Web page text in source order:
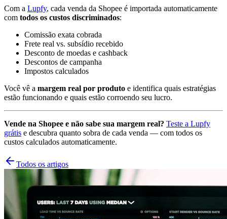
Com a Lupfy, cada venda da Shopee é importada automaticamente
com todos os custos discriminados:
Comissão exata cobrada
Frete real vs. subsídio recebido
Desconto de moedas e cashback
Descontos de campanha
Impostos calculados
Você vê a margem real por produto e identifica quais estratégias
estão funcionando e quais estão corroendo seu lucro.
Vende na Shopee e não sabe sua margem real? Teste a Lupfy
grátis e descubra quanto sobra de cada venda — com todos os
custos calculados automaticamente.
Todos os artigos